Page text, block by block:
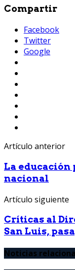
Compartir
Facebook
Twitter
Google
Artículo anterior
La educación
nacional
Artículo siguiente
Críticas al
San Luis,
Noticias